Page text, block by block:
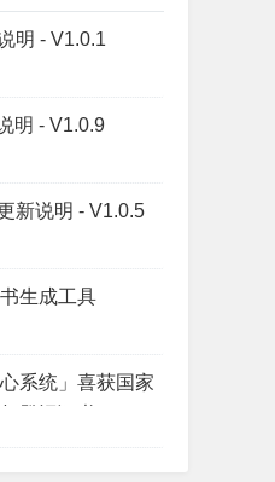
明 - V1.0.1
明 - V1.0.9
新说明 - V1.0.5
生成工具
系统」喜获国家
登记证书